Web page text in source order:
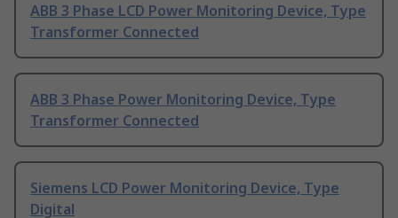
ABB 3 Phase LCD Power Monitoring Device, Type
Transformer Connected
ABB 3 Phase Power Monitoring Device, Type
Transformer Connected
Siemens LCD Power Monitoring Device, Type
Digital